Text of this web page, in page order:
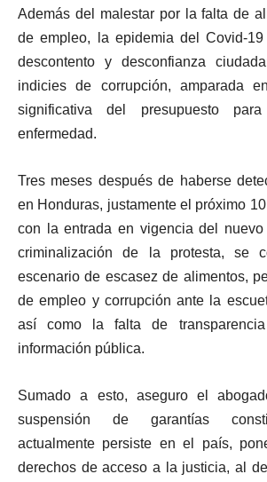
Además del malestar por la falta de
de empleo, la epidemia del Covid-
descontento y desconfianza
indicies de corrupción, amparada
significativa del presupuesto
enfermedad.
Tres meses después de haberse
en Honduras, justamente el próximo
con la entrada en vigencia del
criminalización de la protesta, se
escenario de escasez de alimentos,
de empleo y corrupción ante la
así como la falta de
información pública.
Sumado a esto, aseguro el
suspensión de garantías
actualmente persiste en el país,
derechos de acceso a la justicia, al